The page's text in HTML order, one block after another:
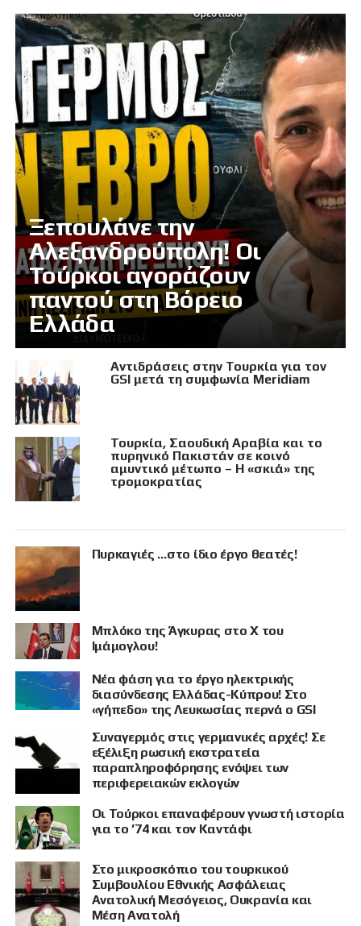
Ξεπουλάνε την
Αλεξανδρούπολη! Οι
Τούρκοι αγοράζουν
παντού στη Βόρειο
Ελλάδα
Αντιδράσεις στην Τουρκία για τον
GSI μετά τη συμφωνία Meridiam
Τουρκία, Σαουδική Αραβία και το
πυρηνικό Πακιστάν σε κοινό
αμυντικό μέτωπο – Η «σκιά» της
τρομοκρατίας
Πυρκαγιές …στο ίδιο έργο θεατές!
Μπλόκο της Άγκυρας στο X του
Ιμάμογλου!
Νέα φάση για το έργο ηλεκτρικής
διασύνδεσης Ελλάδας-Κύπρου! Στο
«γήπεδο» της Λευκωσίας περνά ο GSI
Συναγερμός στις γερμανικές αρχές! Σε
εξέλιξη ρωσική εκστρατεία
παραπληροφόρησης ενόψει των
περιφερειακών εκλογών
Οι Τούρκοι επαναφέρουν γνωστή ιστορία
για το ’74 και τον Καντάφι
Στο μικροσκόπιο του τουρκικού
Συμβουλίου Εθνικής Ασφάλειας
Ανατολική Μεσόγειος, Ουκρανία και
Μέση Ανατολή